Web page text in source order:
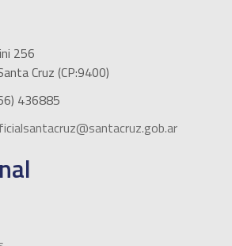
256
Cruz (CP:9400)
436885